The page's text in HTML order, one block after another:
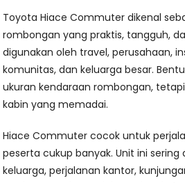
Toyota Hiace Commuter dikenal
rombongan yang praktis, tangguh,
digunakan oleh travel, perusahaan,
komunitas, dan keluarga besar.
ukuran kendaraan rombongan,
kabin yang memadai.
Hiace Commuter cocok untuk
peserta cukup banyak. Unit ini sering
keluarga, perjalanan kantor,